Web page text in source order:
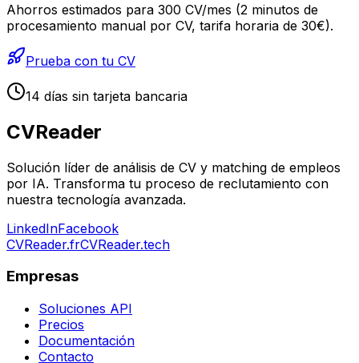
Ahorros estimados para 300 CV/mes (2 minutos de
procesamiento manual por CV, tarifa horaria de 30€).
Prueba con tu CV
14 días sin tarjeta bancaria
CVReader
Solución líder de análisis de CV y matching de empleos
por IA. Transforma tu proceso de reclutamiento con
nuestra tecnología avanzada.
LinkedInFacebook
CVReader.frCVReader.tech
Empresas
Soluciones API
Precios
Documentación
Contacto